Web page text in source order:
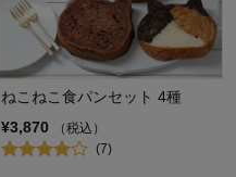
ねこねこ食パンセット 4種
¥3,870
（税込）
(7)